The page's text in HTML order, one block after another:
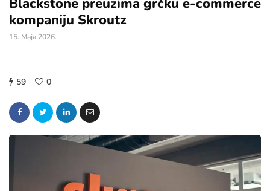
Blackstone preuzima grčku e-commerce
kompaniju Skroutz
15. Maja 2026.
59 0